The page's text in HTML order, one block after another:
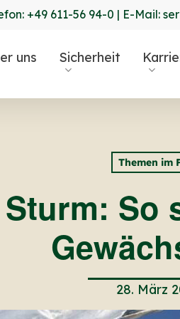
+49 611-56 94-0 | E-Mail:
uns Sicherheit
Themen im
So
28. März